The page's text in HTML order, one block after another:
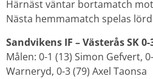
Härnäst väntar bortamatch
Nästa hemmamatch spelas
Sandvikens IF – Västerås SK 0-
Målen: 0-1 (13) Simon Gefvert,
Warneryd, 0-3 (79) Axel Taonsa